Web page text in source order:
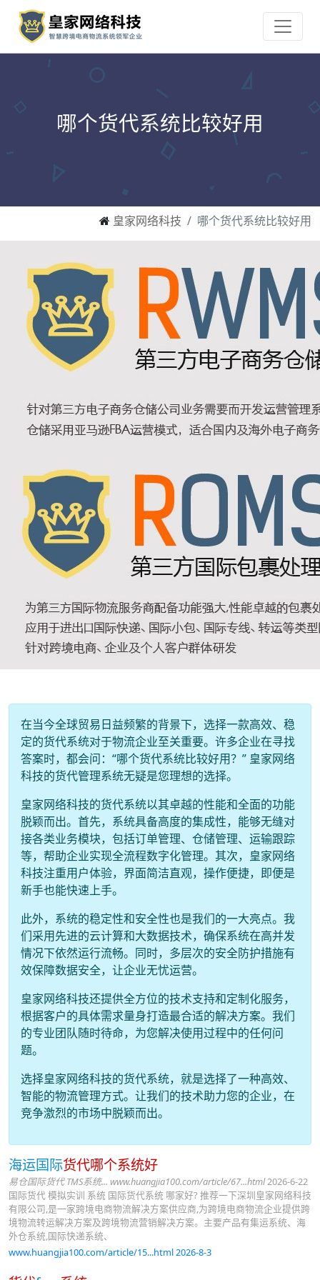
哪个货代系统比较好用
皇家网络科技 哪个货代系统比较好用
在当今全球贸易日益频繁的背景下，选择一款高效、稳
定的货代系统对于物流企业至关重要。许多企业在寻找
答案时，都会问：“哪个货代系统比较好用？” 皇家网络
科技的货代管理系统无疑是您理想的选择。
皇家网络科技的货代系统以其卓越的性能和全面的功能
脱颖而出。首先，系统具备高度的集成性，能够无缝对
接各类业务模块，包括订单管理、仓储管理、运输跟踪
等，帮助企业实现全流程数字化管理。其次，皇家网络
科技注重用户体验，界面简洁直观，操作便捷，即便是
新手也能快速上手。
此外，系统的稳定性和安全性也是我们的一大亮点。我
们采用先进的云计算和大数据技术，确保系统在高并发
情况下依然运行流畅。同时，多层次的安全防护措施有
效保障数据安全，让企业无忧运营。
皇家网络科技还提供全方位的技术支持和定制化服务，
根据客户的具体需求量身打造最合适的解决方案。我们
的专业团队随时待命，为您解决使用过程中的任何问
题。
选择皇家网络科技的货代系统，就是选择了一种高效、
智能的物流管理方式。让我们的技术助力您的企业，在
竞争激烈的市场中脱颖而出。
海运国际货代哪个系统好
易仓国际货代 TMS系统... www.huangjia100.com/article/67...html2026-6-22
国际货代 模拟实训 系统 国际货代系统 哪家好? 推荐一下深圳皇家网络科技
有限公司,是一家跨境电商物流解决方案供应商,为跨境电商物流企业提供跨
境物流转运解决方案及跨境物流营销解决方案。主要产品有集运系统、海
外仓系统,国际快递系统、
www.huangjia100.com/article/15...html 2026-8-3